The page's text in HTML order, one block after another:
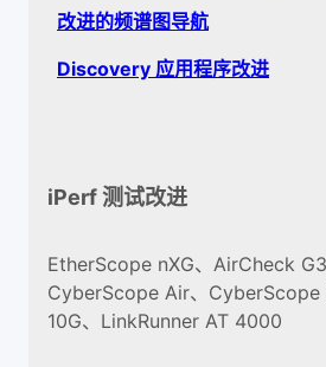
改进的频谱图导航
Discovery 应用程序改进
iPerf 测试改进
EtherScope nXG、AirCheck
CyberScope Air、CyberScope
10G、LinkRunner AT 4000